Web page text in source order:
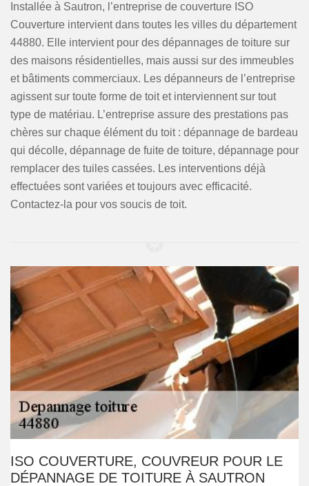
Installée à Sautron, l’entreprise de couverture ISO
Couverture intervient dans toutes les villes du département
44880. Elle intervient pour des dépannages de toiture sur
des maisons résidentielles, mais aussi sur des immeubles
et bâtiments commerciaux. Les dépanneurs de l’entreprise
agissent sur toute forme de toit et interviennent sur tout
type de matériau. L’entreprise assure des prestations pas
chères sur chaque élément du toit : dépannage de bardeau
qui décolle, dépannage de fuite de toiture, dépannage pour
remplacer des tuiles cassées. Les interventions déjà
effectuées sont variées et toujours avec efficacité.
Contactez-la pour vos soucis de toit.
ISO COUVERTURE, COUVREUR POUR LE
DÉPANNAGE DE TOITURE À SAUTRON